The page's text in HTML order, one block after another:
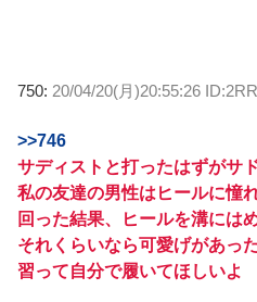
750: 20/04/20(月)20:55:26 ID:2RR
>>746
サディストと打ったはずがサ
私の友達の男性はヒールに憧
回った結果、ヒールを溝には
それくらいなら可愛げがあっ
習って自分で履いてほしいよ